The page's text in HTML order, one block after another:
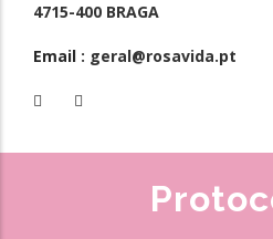
4715-400 BRAGA
Email : geral@rosavida.pt